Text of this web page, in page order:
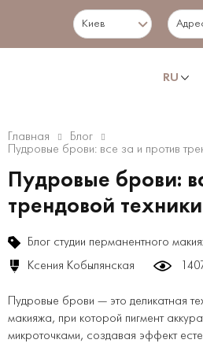
Киев
RU
Главная
Блог
Пудровые брови: все за и против
Пудровые брови:
трендовой техники
Блог студии перманентного
Ксения Кобылянская
Пудровые брови — это деликатная
макияжа, при которой пигмент
микроточками, создавая эффект